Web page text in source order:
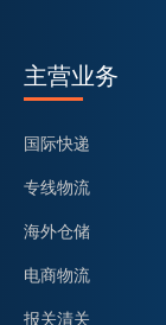
主营业务
国际快递
专线物流
海外仓储
电商物流
报关清关